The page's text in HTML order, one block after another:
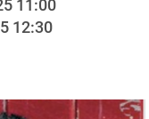
11:00
12:30